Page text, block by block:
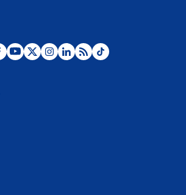
Posesión de Abelardo De La Espriella